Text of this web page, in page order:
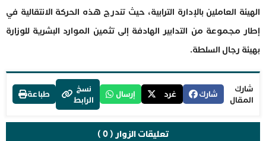
الهيئة العاملين بالإدارة الترابية، حيث تندرج هذه الحركة الانتقالية في
إطار مجموعة من التدابير الهادفة إلى تثمين الموارد البشرية للوزارة
بهيئة رجال السلطة.
شارك
المقال
شارك غرد إرسال
نسخ
الرابط
طباعة
تعليقات الزوار ( 0 )